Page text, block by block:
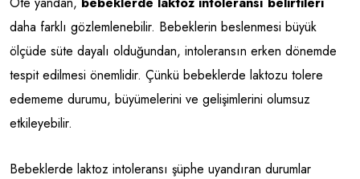
daha farklı gözlemlenebilir. Bebeklerin beslenmesi büyük
ölçüde süte dayalı olduğundan, intoleransın erken dönemde
tespit edilmesi önemlidir. Çünkü bebeklerde laktozu tolere
edememe durumu, büyümelerini ve gelişimlerini olumsuz
etkileyebilir.
Bebeklerde laktoz intoleransı şüphe uyandıran durumlar